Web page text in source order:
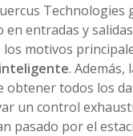
Technologies
en entradas y
motivos
. Además,
obtener todos los
un control
pasado por el